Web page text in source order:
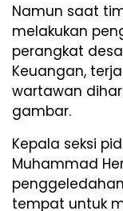
Namun saat
melakukan
perangkat
Keuangan,
wartawan
gambar.
Kepala seksi
Muhammad
tempat untuk